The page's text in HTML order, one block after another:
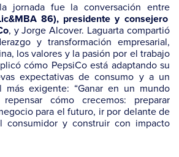
jornada fue la conversación entre
86), presidente y consejero
, y Jorge Alcover. Laguarta compartió
y transformación empresarial,
los valores y la pasión por el trabajo
cómo PepsiCo está adaptando su
expectativas de consumo y a un
más exigente: “Ganar en un mundo
cómo crecemos: preparar
para el futuro, ir por delante de
consumidor y construir con impacto